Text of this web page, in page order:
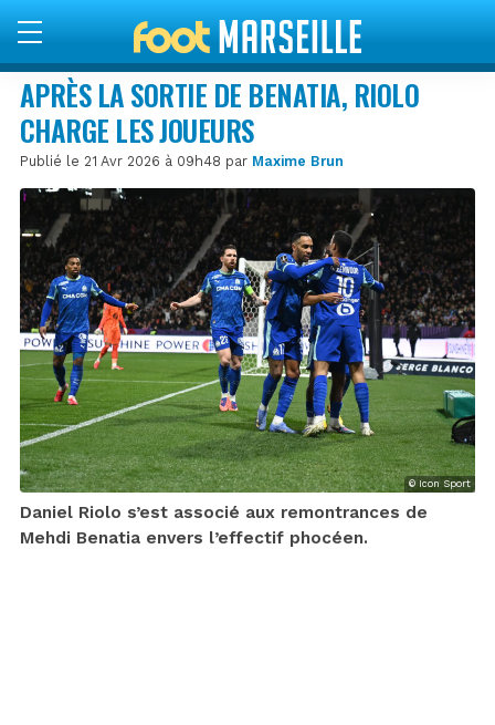
APRÈS LA SORTIE DE BENATIA, RIOLO
CHARGE LES JOUEURS
Publié le 21 Avr 2026 à 09h48 par Maxime Brun
© Icon Sport
Daniel Riolo s’est associé aux remontrances de
Mehdi Benatia envers l’effectif phocéen.